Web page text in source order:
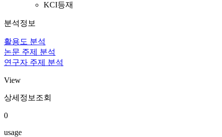
KCI등재
분석정보
활용도 분석
논문 주제 분석
연구자 주제 분석
View
상세정보조회
0
usage